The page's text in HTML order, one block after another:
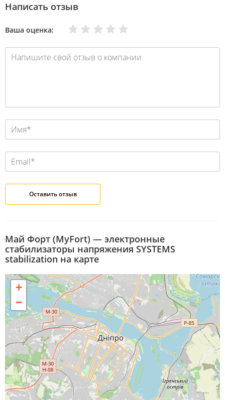
Написать отзыв
Ваша оценка: Отлично
Хорошо
Нормально
Плохо
Очень плохо
Май Форт (MyFort) — электронные
стабилизаторы напряжения SYSTEMS
stabilization на карте
+
−